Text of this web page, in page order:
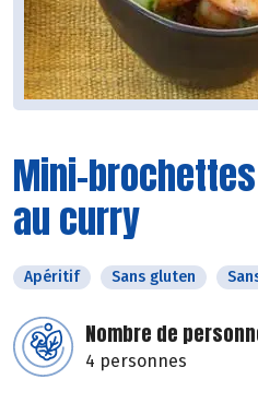
Mini-
au curry
Apéritif Sans gluten
Nombre de
4 personnes